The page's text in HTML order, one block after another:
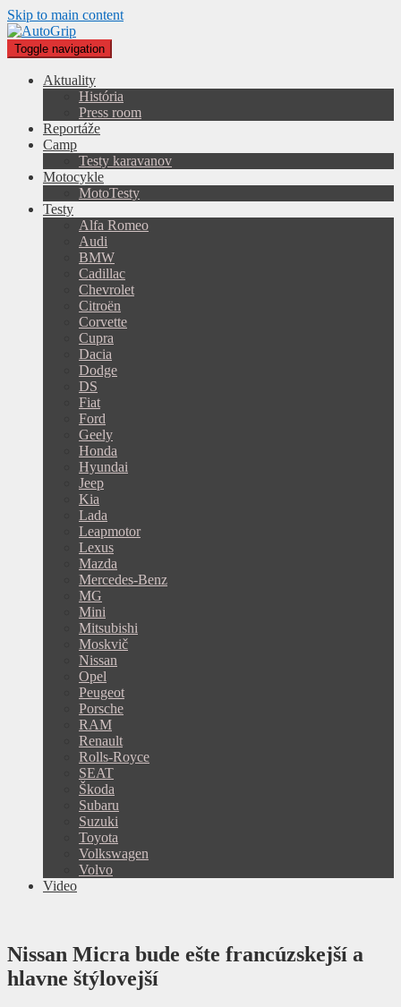
Skip to main content
Toggle navigation
Aktuality
História
Press room
Reportáže
Camp
Testy karavanov
Motocykle
MotoTesty
Testy
Alfa Romeo
Audi
BMW
Cadillac
Chevrolet
Citroën
Corvette
Cupra
Dacia
Dodge
DS
Fiat
Ford
Geely
Honda
Hyundai
Jeep
Kia
Lada
Leapmotor
Lexus
Mazda
Mercedes-Benz
MG
Mini
Mitsubishi
Moskvič
Nissan
Opel
Peugeot
Porsche
RAM
Renault
Rolls-Royce
SEAT
Škoda
Subaru
Suzuki
Toyota
Volkswagen
Volvo
Video
Nissan Micra bude ešte francúzskejší a
hlavne štýlovejší